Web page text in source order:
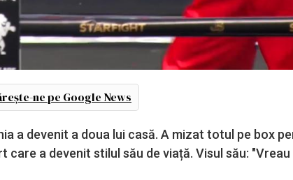
ne pe Google News
a devenit a doua lui casă. A mizat totul pe box
a devenit stilul său de viață. Visul său: "Vreau